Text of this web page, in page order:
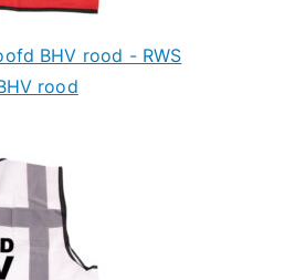
BHV rood - RWS
rood